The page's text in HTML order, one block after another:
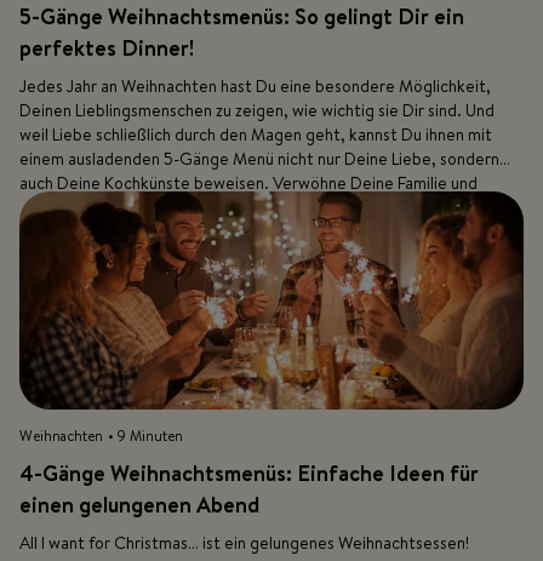
5-Gänge Weihnachtsmenüs: So gelingt Dir ein
perfektes Dinner!
Jedes Jahr an Weihnachten hast Du eine besondere Möglichkeit,
Deinen Lieblingsmenschen zu zeigen, wie wichtig sie Dir sind. Und
weil Liebe schließlich durch den Magen geht, kannst Du ihnen mit
einem ausladenden 5-Gänge Menü nicht nur Deine Liebe, sondern
auch Deine Kochkünste beweisen. Verwöhne Deine Familie und
Freunde doch dieses Jahr mal mit einem 5-Gänge Weihnachtsmenü,
anstelle wieder wie schon die letzten 100 Jahre den gleichen
Weihnachtsbraten mit Knödeln zu verdrücken. Aber wie soll das
gehen?
Weihnachten • 9 Minuten
4-Gänge Weihnachtsmenüs: Einfache Ideen für
einen gelungenen Abend
All I want for Christmas… ist ein gelungenes Weihnachtsessen!